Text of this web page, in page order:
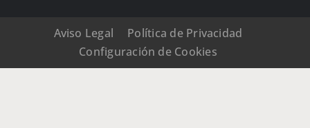
Aviso Legal
Política de Privacidad
Configuración de Cookies